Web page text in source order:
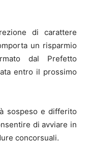
di carattere
un risparmio
dal Prefetto
entro il prossimo
sospeso e differito
di avviare in
concorsuali.